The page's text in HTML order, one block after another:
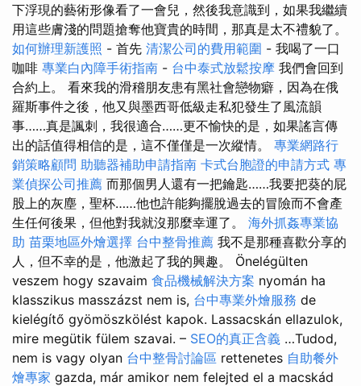
下浮現的藝術形像看了一會兒，然後我意識到，如果我繼續
用這些膚淺的問題搶奪他寶貴的時間，那真是太不禮貌了。
如何辦理新護照 - 首先 清潔公司的費用範圍 - 我喝了一口
咖啡 專業白內障手術指南 - 台中泰式放鬆按摩 我們會回到
合約上。 看來我的滑稽朋友患有黑社會戀物癖，因為在俄
羅斯事件之後，他又與墨西哥低級走私犯發生了風流韻
事……真是諷刺，我很適合……更不愉快的是，如果謠言傳
出的話值得相信的是，這不僅僅是一次縱情。 專業網路行
銷策略顧問 助聽器補助申請指南 卡式台胞證的申請方式 專
業偵探公司推薦 而那個男人還有一把鑰匙……我要把葵的屁
股上的灰塵，聖杯……他也許能夠擺脫過去的冒險而不會產
生任何後果，但他對我就沒那麼幸運了。 海外抓姦專業協
助 苗栗地區外燴選擇 台中整骨推薦 我不是那種喜歡分享的
人，但不幸的是，他激起了我的興趣。 Önelégülten
veszem hogy szavaim 食品機械解決方案 nyomán ha
klasszikus masszázst nem is, 台中專業外燴服務 de
kielégítő gyömöszkölést kapok. Lassacskán ellazulok,
mire megütik fülem szavai. – SEO的真正含義 …Tudod,
nem is vagy olyan 台中整骨討論區 rettenetes 自助餐外
燴專家 gazda, már amikor nem felejted el a macskád